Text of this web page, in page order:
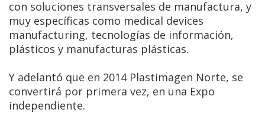
con soluciones transversales de manufactura, y
muy específicas como medical devices
manufacturing, tecnologías de información,
plásticos y manufacturas plásticas.
Y adelantó que en 2014 Plastimagen Norte, se
convertirá por primera vez, en una Expo
independiente.